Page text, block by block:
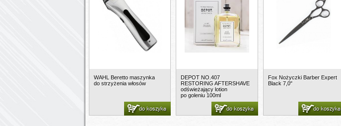
WAHL Beretto maszynka
do strzyżenia włosów
do koszyka
DEPOT NO.407
RESTORING AFTERSHAVE
odświeżający lotion
po goleniu 100ml
do koszyka
Fox Nożyczki Barber Expert
Black 7,0"
do koszyka